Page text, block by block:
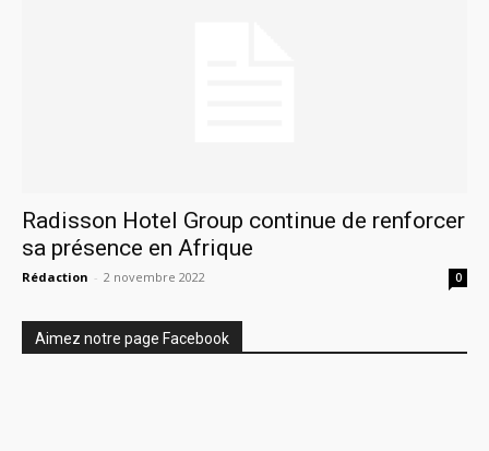
Radisson Hotel Group continue de renforcer
sa présence en Afrique
Rédaction - 2 novembre 2022 0
Aimez notre page Facebook